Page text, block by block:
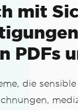
mit
PDFs
die